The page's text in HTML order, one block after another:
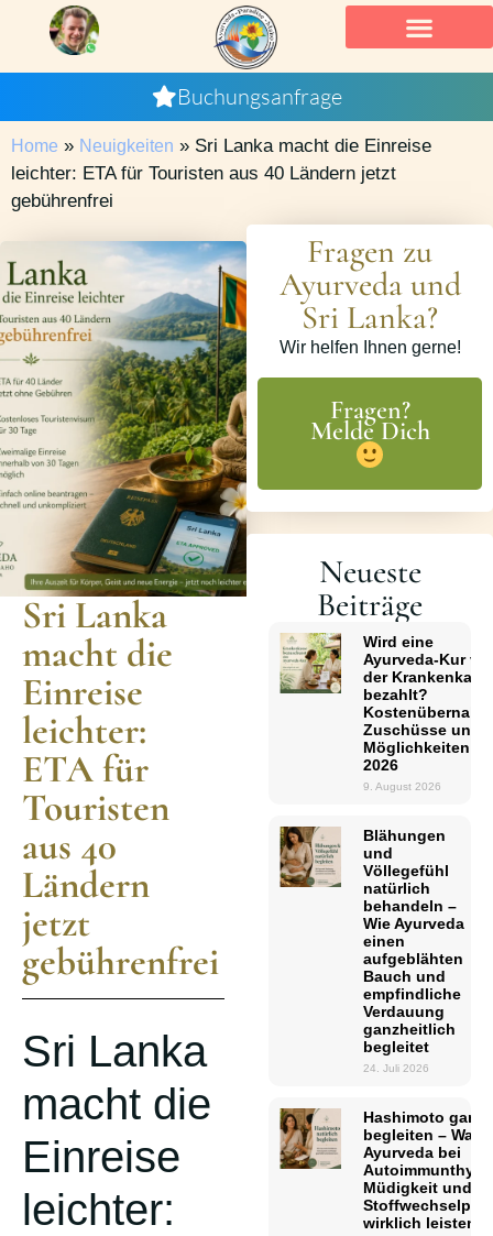
Buchungsanfrage
Home » Neuigkeiten » Sri Lanka macht die Einreise
leichter: ETA für Touristen aus 40 Ländern jetzt
gebührenfrei
Sri Lanka
macht die
Einreise
leichter:
ETA für
Touristen
aus 40
Ländern
jetzt
gebührenfrei
Sri Lanka
macht die
Einreise
leichter:
Fragen zu
Ayurveda und
Sri Lanka?
Wir helfen Ihnen gerne!
Fragen?
Melde Dich
Neueste
Beiträge
Wird eine
Ayurveda-Kur
der
bezahlt?
Zuschüsse und
Möglichkeiten
2026
9. August 2026
Blähungen
und
Völlegefühl
natürlich
behandeln –
Wie Ayurveda
einen
aufgeblähten
Bauch und
empfindliche
Verdauung
ganzheitlich
begleitet
24. Juli 2026
Hashimoto
begleiten – Was
Ayurveda bei
Müdigkeit und
wirklich leisten